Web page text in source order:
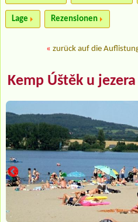
Lage Rezensionen
« zurück auf die
Kemp Úštěk u